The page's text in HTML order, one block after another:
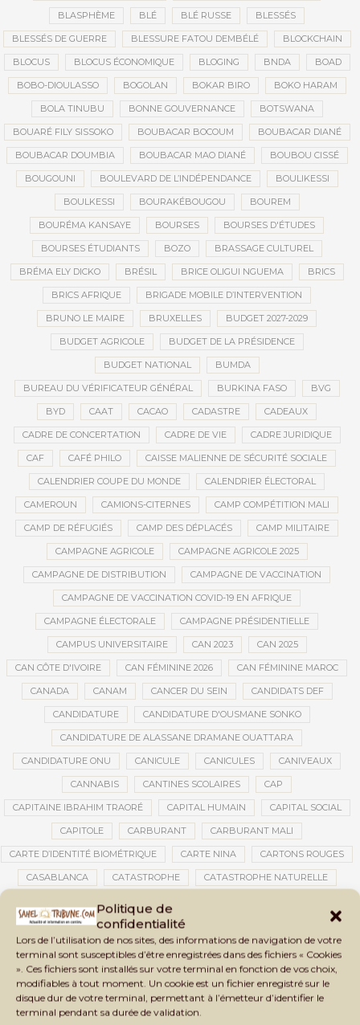
Politique de
confidentialité
Lors de l’utilisation de nos sites, des informations de navigation de votre
terminal sont susceptibles d’être enregistrées dans des fichiers « Cookies
». Ces fichiers sont installés sur votre terminal en fonction de vos choix,
modifiables à tout moment. Un cookie est un fichier enregistré sur le
disque dur de votre terminal, permettant à l’émetteur d’identifier le
terminal pendant sa durée de validation.
BLASPHÈME BLÉ BLÉ RUSSE BLESSÉS
BLESSÉS DE GUERRE BLESSURE FATOU DEMBÉLÉ BLOCKCHAIN
BLOCUS BLOCUS ÉCONOMIQUE BLOGING BNDA BOAD
BOBO-DIOULASSO BOGOLAN BOKAR BIRO BOKO HARAM
BOLA TINUBU BONNE GOUVERNANCE BOTSWANA
BOUARÉ FILY SISSOKO BOUBACAR BOCOUM BOUBACAR DIANÉ
BOUBACAR DOUMBIA BOUBACAR MAO DIANÉ BOUBOU CISSÉ
BOUGOUNI BOULEVARD DE L’INDÉPENDANCE BOULIKESSI
BOULKESSI BOURAKÉBOUGOU BOUREM
BOURÉMA KANSAYE BOURSES BOURSES D'ÉTUDES
BOURSES ÉTUDIANTS BOZO BRASSAGE CULTUREL
BRÉMA ELY DICKO BRÉSIL BRICE OLIGUI NGUEMA BRICS
BRICS AFRIQUE BRIGADE MOBILE D’INTERVENTION
BRUNO LE MAIRE BRUXELLES BUDGET 2027-2029
BUDGET AGRICOLE BUDGET DE LA PRÉSIDENCE
BUDGET NATIONAL BUMDA
BUREAU DU VÉRIFICATEUR GÉNÉRAL BURKINA FASO BVG
BYD CAAT CACAO CADASTRE CADEAUX
CADRE DE CONCERTATION CADRE DE VIE CADRE JURIDIQUE
CAF CAFÉ PHILO CAISSE MALIENNE DE SÉCURITÉ SOCIALE
CALENDRIER COUPE DU MONDE CALENDRIER ÉLECTORAL
CAMEROUN CAMIONS-CITERNES CAMP COMPÉTITION MALI
CAMP DE RÉFUGIÉS CAMP DES DÉPLACÉS CAMP MILITAIRE
CAMPAGNE AGRICOLE CAMPAGNE AGRICOLE 2025
CAMPAGNE DE DISTRIBUTION CAMPAGNE DE VACCINATION
CAMPAGNE DE VACCINATION COVID-19 EN AFRIQUE
CAMPAGNE ÉLECTORALE CAMPAGNE PRÉSIDENTIELLE
CAMPUS UNIVERSITAIRE CAN 2023 CAN 2025
CAN CÔTE D'IVOIRE CAN FÉMININE 2026 CAN FÉMININE MAROC
CANADA CANAM CANCER DU SEIN CANDIDATS DEF
CANDIDATURE CANDIDATURE D'OUSMANE SONKO
CANDIDATURE DE ALASSANE DRAMANE OUATTARA
CANDIDATURE ONU CANICULE CANICULES CANIVEAUX
CANNABIS CANTINES SCOLAIRES CAP
CAPITAINE IBRAHIM TRAORÉ CAPITAL HUMAIN CAPITAL SOCIAL
CAPITOLE CARBURANT CARBURANT MALI
CARTE D’IDENTITÉ BIOMÉTRIQUE CARTE NINA CARTONS ROUGES
CASABLANCA CATASTROPHE CATASTROPHE NATURELLE
CAUTION 10 000 DOLLARS CAUTION DE VISA CECOGEC
CÉDÉAO CEDEAO CEI CÉLÉBRATION NATIONALE CEMAC
CEMAPI CEN-SNESUP CENOU CENSURE
CENTRAFRIQUE CENTRALE SOLAIRE
CENTRALE SOLAIRE DE SANANKOROBA